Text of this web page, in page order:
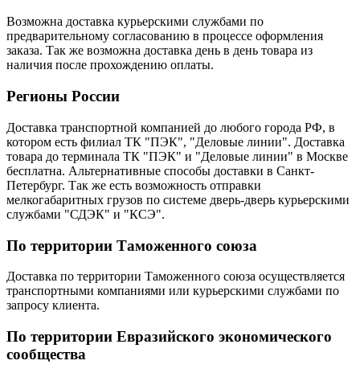
Возможна доставка курьерскими службами по
предварительному согласованию в процессе оформления
заказа. Так же возможна доставка день в день товара из
наличия после прохождению оплаты.
Регионы России
Доставка транспортной компанией до любого города РФ, в
котором есть филиал ТК "ПЭК", "Деловые линии". Доставка
товара до терминала ТК "ПЭК" и "Деловые линии" в Москве
бесплатна. Альтернативные способы доставки в Санкт-
Петербург. Так же есть возможность отправки
мелкогабаритных грузов по системе дверь-дверь курьерскими
службами "СДЭК" и "КСЭ".
По территории Таможенного союза
Доставка по территории Таможенного союза осуществляется
транспортными компаниями или курьерскими службами по
запросу клиента.
По территории Евразийского экономического
сообщества